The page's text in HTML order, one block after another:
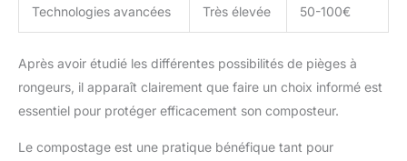
Technologies avancées Très élevée 50-100€
Après avoir étudié les différentes possibilités de pièges à
rongeurs, il apparaît clairement que faire un choix informé est
essentiel pour protéger efficacement son composteur.
Le compostage est une pratique bénéfique tant pour